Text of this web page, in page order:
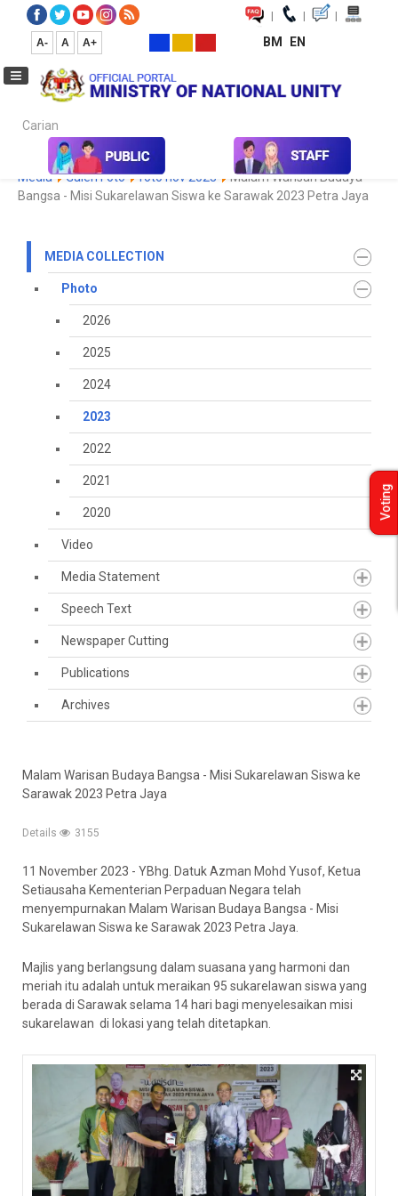
| | |
A- A A+ BM EN
Carian...
Media Media Collection Photo 2023
Koleksi
Media
Galeri Foto foto nov 2023
Malam Warisan Budaya
Bangsa - Misi Sukarelawan Siswa ke Sarawak 2023 Petra Jaya
MEDIA COLLECTION
Photo
2026
2025
2024
2023
2022
2021
2020
Video
Media Statement
Speech Text
Newspaper Cutting
Publications
Archives
Malam Warisan Budaya Bangsa - Misi Sukarelawan Siswa ke
Sarawak 2023 Petra Jaya
Details 3155
11 November 2023 - YBhg. Datuk Azman Mohd Yusof, Ketua
Setiausaha Kementerian Perpaduan Negara telah
menyempurnakan Malam Warisan Budaya Bangsa - Misi
Sukarelawan Siswa ke Sarawak 2023 Petra Jaya.
Majlis yang berlangsung dalam suasana yang harmoni dan
meriah itu adalah untuk meraikan 95 sukarelawan siswa yang
berada di Sarawak selama 14 hari bagi menyelesaikan misi
sukarelawan di lokasi yang telah ditetapkan.
Voting